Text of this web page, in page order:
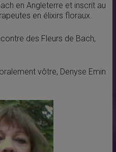
en Angleterre et inscrit au
en élixirs floraux.
des Fleurs de Bach,
vôtre, Denyse Emin